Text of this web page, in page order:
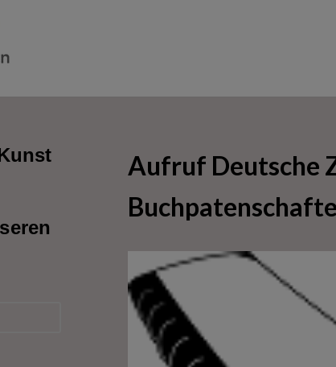
Aufruf Deutsche